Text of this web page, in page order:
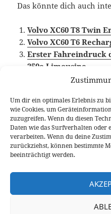
Um dir ein optimales Erlebnis zu
wie Cookies, um
zuzugreifen. Wenn du diesen
Daten wie das Surfverhalten oder
verarbeiten. Wenn du deine
zurückziehst, können bestimmte
beeinträchtigt werden.
Das könnte dich auch
Volvo XC60 T8 Twin
Volvo XC60 T6
Erster Fahreindruck
250e Limousine
Veröffentlicht
am
11. Juli 2023 Autor
Larissa
in Hybrid, Video Fahrbericht
Beitragsnavigation
VORHERIGER
Vorheriger
Beitrag:
Jeep Avenger Test:
großem Innenraum
Honda ZR-V Sport